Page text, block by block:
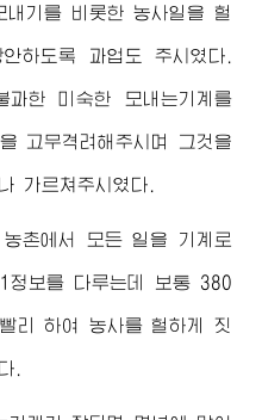
내기를 비롯한 농사일을 헐
하도록 과업도 주시였다.
과한 미숙한 모내는기계를
고무격려해주시며 그것을
가르쳐주시였다.
촌에서 모든 일을 기계로
정보를 다루는데 보통 380
리 하여 농사를 헐하게 짓
.